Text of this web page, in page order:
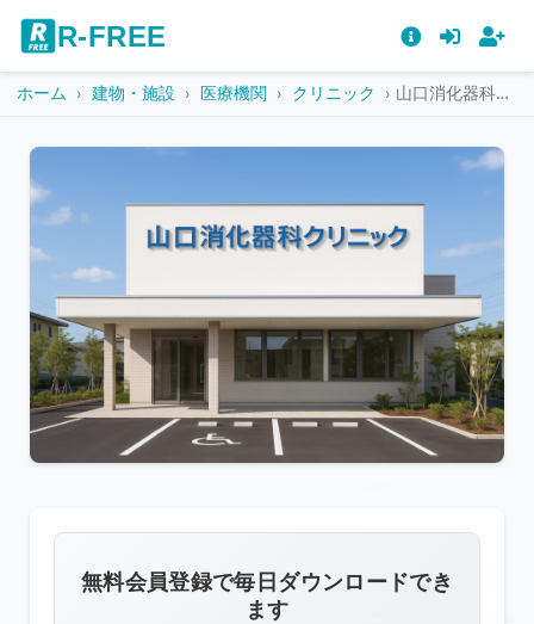
R-FREE
ホーム 建物・施設 医療機関 クリニック 山口消化器科クリニックの白い建物とバリアフリーの入り口
像
は
無料会員登録で毎日ダウンロードでき
ます